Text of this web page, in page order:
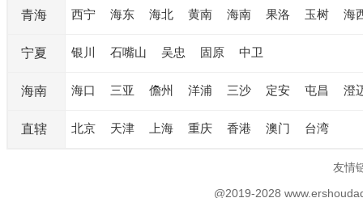
青海 西宁 海东 海北 黄南 海南 果洛 玉树 海
宁夏 银川 石嘴山 吴忠 固原 中卫
海南 海口 三亚 儋州 洋浦 三沙 定安 屯昌 澄
直辖 北京 天津 上海 重庆 香港 澳门 台湾
友情
@2019-2028